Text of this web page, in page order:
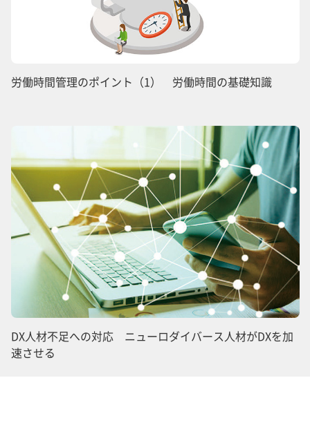
労働時間管理のポイント（1） 労働時間の基礎知識
DX人材不足への対応 ニューロダイバース人材がDXを加
速させる